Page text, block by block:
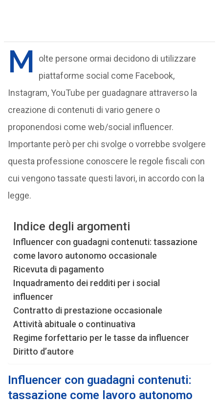
M
olte persone ormai decidono di utilizzare
piattaforme social come Facebook,
Instagram, YouTube per guadagnare attraverso la
creazione di contenuti di vario genere o
proponendosi come web/social influencer.
Importante però per chi svolge o vorrebbe svolgere
questa professione conoscere le regole fiscali con
cui vengono tassate questi lavori, in accordo con la
legge.
Indice degli argomenti
Influencer con guadagni contenuti: tassazione
come lavoro autonomo occasionale
Ricevuta di pagamento
Inquadramento dei redditi per i social
influencer
Contratto di prestazione occasionale
Attività abituale o continuativa
Regime forfettario per le tasse da influencer
Diritto d’autore
Influencer con guadagni contenuti:
tassazione come lavoro autonomo